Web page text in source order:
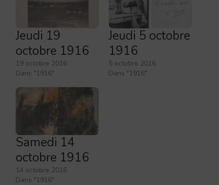
Jeudi 19
octobre 1916
19 octobre 2016
Dans "1916"
Jeudi 5 octobre
1916
5 octobre 2016
Dans "1916"
Samedi 14
octobre 1916
14 octobre 2016
Dans "1916"